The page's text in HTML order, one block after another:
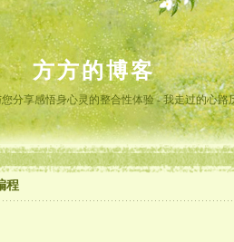
方方的博客
分享感悟身心灵的整合性体验 - 我走过的心路
程